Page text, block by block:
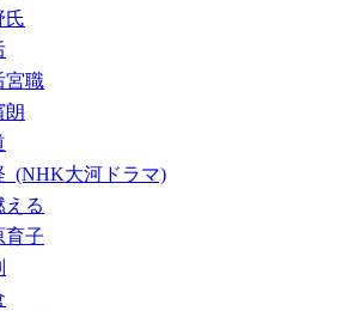
氏
宮職
朗
_(NHK大河ドラマ)
える
育子